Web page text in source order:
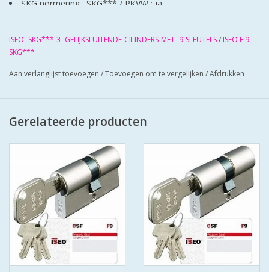
SKG normering : SKG*** / PKVW : ja
Soort patent : merkpatent
Slagsleutelbeveiliging : ja
Codekaart meegeleverd : ja
Kleur/afwerking : mat vernikkeld
ISEO- SKG***-3 -GELIJKSLUITENDE-CILINDERS-MET -9-SLEUTELS/ ISEO F 9
SKG***
Aan verlanglijst toevoegen /Toevoegen om te vergelijken /Afdrukken
Gerelateerde producten